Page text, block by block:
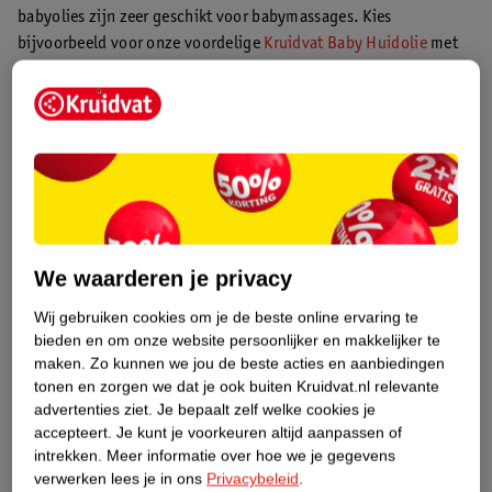
babyolies zijn zeer geschikt voor babymassages. Kies
bijvoorbeeld voor onze voordelige Kruidvat Baby Huidoliemet
huidolie van Neutral.
Je baby masseren: zo doe je dat
Zijn je en je baby er helemaal klaar voor? Dan is het nu tijd om
met de massage te beginnen. Dit doe je als volgt:
Leg je baby op een zachte ondergrond, zoals je bed of een
verschoonkussen. Kleed je kindje helemaal uit.
Leg je hand op de borst van je baby en strijk naar de buik toe.
Herhaal dit een aantal keer. Geef op de borst niet te veel druk,
op de buik mag je wat steviger druk geven.
Houd met je linkerhand de beentjes tegen en beweeg met je
rechterhand met de klok mee over het buikje. Doe dit vrij
stevig. Zo stimuleer je de darmen.
Leg je handen bij de heupjes van je baby en ga met je
We waarderen je privacy
Wij gebruiken cookies om je de beste online ervaring te
bieden en om onze website persoonlijker en makkelijker te
maken. Zo kunnen we jou de beste acties en aanbiedingen
tonen en zorgen we dat je ook buiten Kruidvat.nl relevante
advertenties ziet. Je bepaalt zelf welke cookies je
accepteert. Je kunt je voorkeuren altijd aanpassen of
intrekken. Meer informatie over hoe we je gegevens
verwerken lees je in ons Privacybeleid.